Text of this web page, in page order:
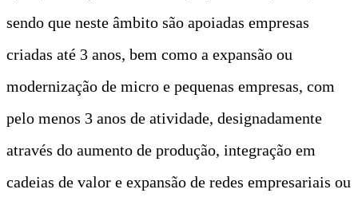
sendo que neste âmbito são apoiadas empresas
criadas até 3 anos, bem como a expansão ou
modernização de micro e pequenas empresas, com
pelo menos 3 anos de atividade, designadamente
através do aumento de produção, integração em
cadeias de valor e expansão de redes empresariais ou